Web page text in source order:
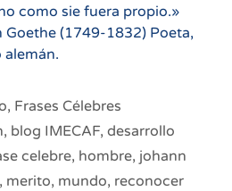
como sie fuera propio.»
Goethe (1749-1832) Poeta,
, Frases Célebres
, blog IMECAF, desarrollo
celebre, hombre, johann
, merito, mundo, reconocer